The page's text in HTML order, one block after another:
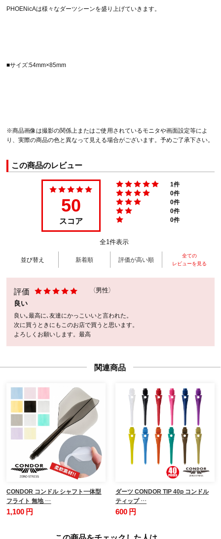
PHOENicAは様々なダーツシーンを盛り上げていきます。
■サイズ:54mm×85mm
※商品画像は撮影の関係上またはご使用されているモニタや画面設定等によ
り、実際の商品の色と異なって見える場合がございます。予めご了承下さい。
この商品のレビュー
50
スコア
1件
0件
0件
0件
0件
全1件表示
並び替え 新着順 評価が高い順
全ての
レビューを見る
評価 （男性）
良い
良い｡最高に､友達にかっこいいと言われた。
次に買うときにもこのお店で買うと思います。
よろしくお願いします。最高
関連商品
CONDOR コンドル シャフト一体型
フライト 無地 …
1,100 円
ダーツ CONDOR TIP 40p コンドル
ティップ …
600 円